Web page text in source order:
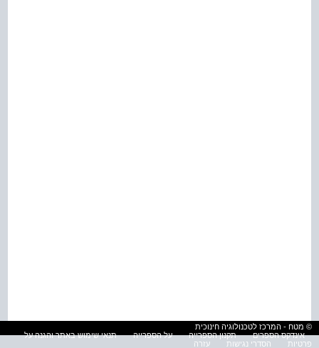
© מטח - המרכז לטכנולוגיה חינוכית
אינדקס הספרים
תקנון הספרייה על הספרייה
תנאי שימוש באתר והגנה על
פרטיות
הסדרי נגישות עזרה